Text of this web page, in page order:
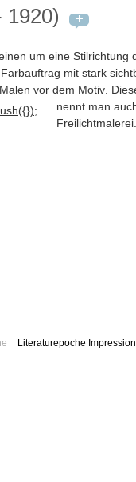
1920)
um eine Stilrichtung
mit stark
vor dem Motiv.
nennt man
Freilichtmalerei.
Literaturepoche